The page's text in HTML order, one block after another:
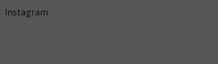
Instagram